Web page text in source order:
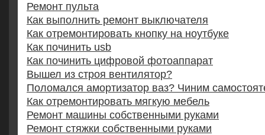
Ремонт пульта
Как выполнить ремонт выключателя
Как отремонтировать кнопку на ноутбуке
Как починить usb
Как починить цифровой фотоаппарат
Вышел из строя вентилятор?
Поломался амортизатор ваз? Чиним
Как отремонтировать мягкую мебель
Ремонт машины собственными руками
Ремонт стяжки собственными руками